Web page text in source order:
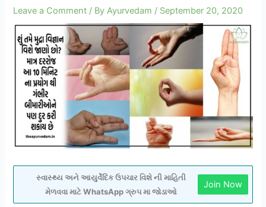
Leave a Comment / ByAyurvedam / September 20, 2020
સ્વાસ્થ્ય અને આયુર્વેદિક ઉપચાર વિશે ની માહિતી
મેળવવા માટે WhatsApp ગ્રુપ મા જોડાઓ
Join Now